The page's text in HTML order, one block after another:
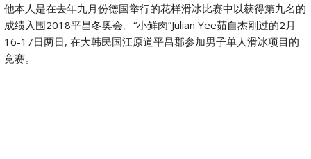
他本人是在去年九月份德国举行的花样滑冰比赛中以获得第九名的
成绩入围2018平昌冬奥会。“小鲜肉”Julian Yee茹自杰刚过的2月
16-17日两日, 在大韩民国江原道平昌郡参加男子单人滑冰项目的
竞赛。